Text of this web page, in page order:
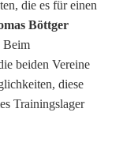
die es für einen
Böttger
Beim
beiden Vereine
diese
Trainingslager